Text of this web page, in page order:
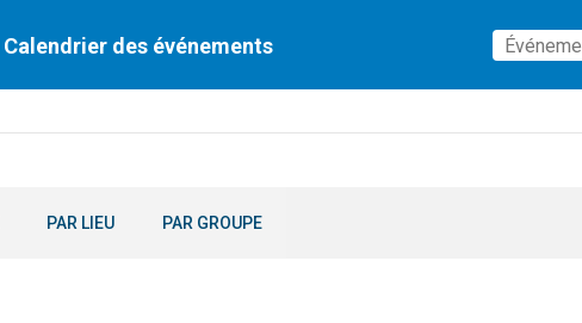
Calendrier des événements
PAR LIEU PAR GROUPE